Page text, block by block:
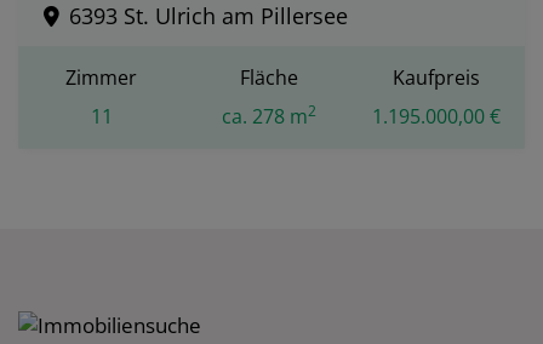
6393 St. Ulrich am Pillersee
Zimmer
11
Fläche
ca. 278 m2
Kaufpreis
1.195.000,00 €